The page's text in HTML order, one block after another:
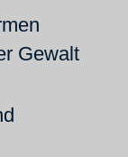
Gewalt